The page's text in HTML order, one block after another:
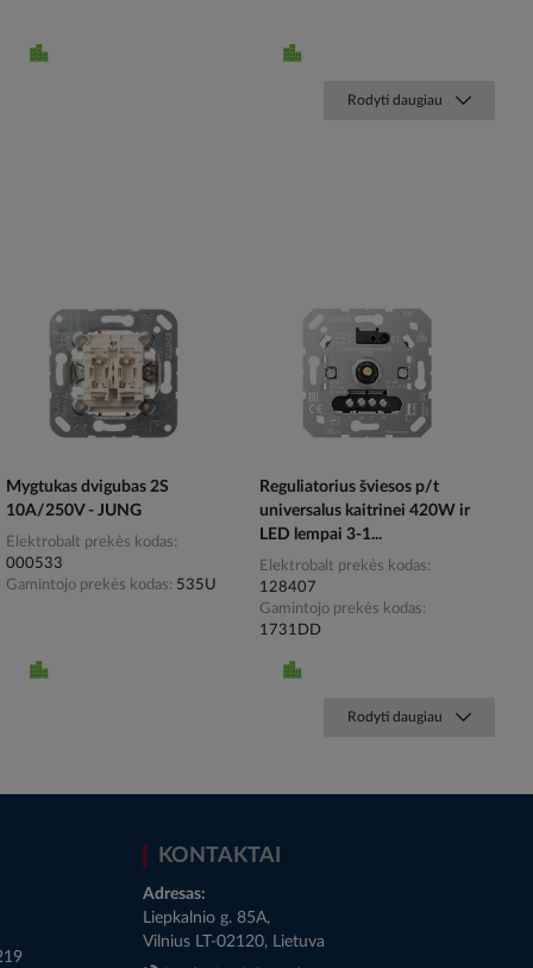
Rodyti daugiau
Mygtukas dvigubas 2S
10A/250V - JUNG
Elektrobalt prekės kodas
000533
Gamintojo prekės kodas
535U
Reguliatorius šviesos p/t
universalus kaitrinei 420W ir
LED lempai 3-1...
Elektrobalt prekės kodas
128407
Gamintojo prekės kodas
1731DD
Rodyti daugiau
KONTAKTAI
Adresas:
Liepkalnio g. 85A,
Vilnius LT-02120, Lietuva